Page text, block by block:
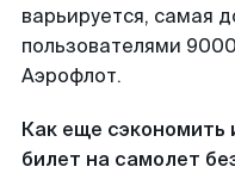
варьируется, самая
пользователями
Аэрофлот.
Как еще сэкономить
билет на самолет